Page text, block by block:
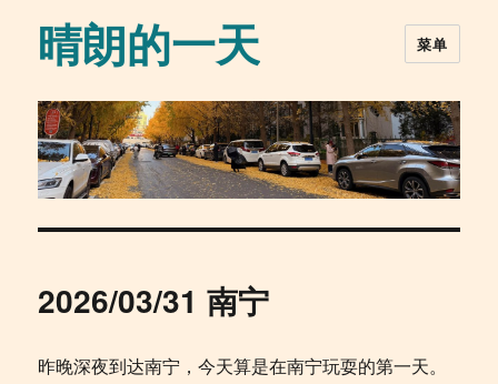
晴朗的一天 菜单
2026/03/31 南宁
昨晚深夜到达南宁，今天算是在南宁玩耍的第一天。